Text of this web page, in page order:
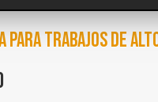
PARA TRABAJOS DE